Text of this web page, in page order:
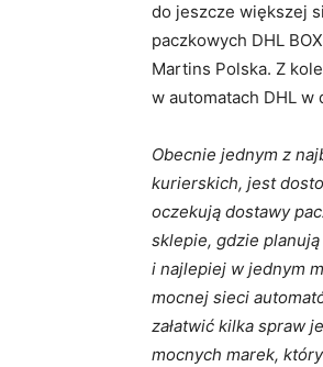
do jeszcze większej
paczkowych DHL
Martins Polska. Z
w automatach DHL w
Obecnie jednym z
kurierskich, jest
oczekują dostawy
sklepie, gdzie
i najlepiej w jednym
mocnej sieci
załatwić kilka spraw
mocnych marek,